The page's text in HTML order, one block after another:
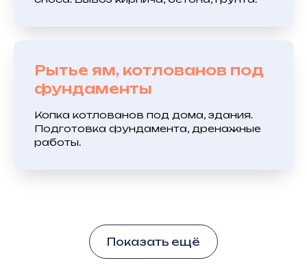
Рытье ям, котлованов под
фундаменты
Копка котлованов под дома, здания.
Подготовка фундамента, дренажные
работы.
Показать ещё